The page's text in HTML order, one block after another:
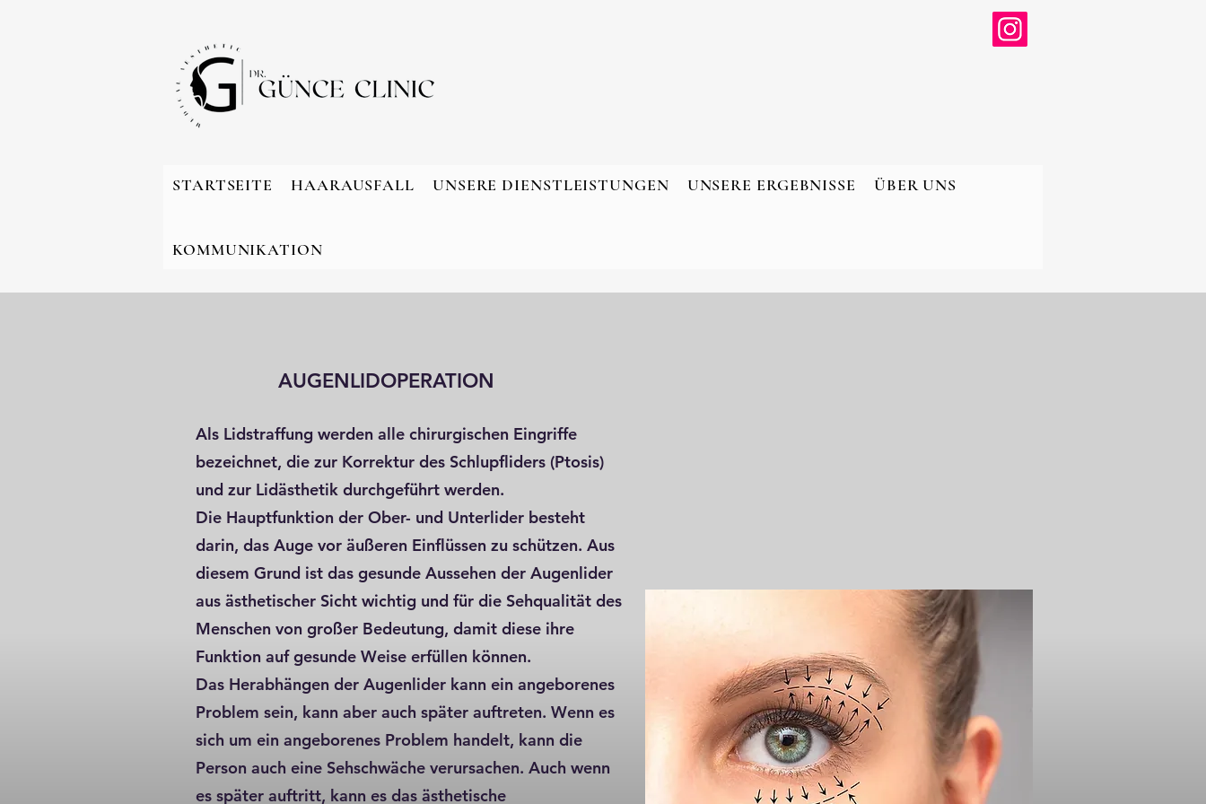
STARTSEITE HAARAUSFALL UNSERE DIENSTLEISTUNGEN UNSERE ERGEBNISSE ÜBER UNS
KOMMUNIKATION
AUGENLIDOPERATION
Als Lidstraffung werden alle chirurgischen Eingriffe
bezeichnet, die zur Korrektur des Schlupfliders (Ptosis)
und zur Lidästhetik durchgeführt werden.
Die Hauptfunktion der Ober- und Unterlider besteht
darin, das Auge vor äußeren Einflüssen zu schützen. Aus
diesem Grund ist das gesunde Aussehen der Augenlider
aus ästhetischer Sicht wichtig und für die Sehqualität des
Menschen von großer Bedeutung, damit diese ihre
Funktion auf gesunde Weise erfüllen können.
Das Herabhängen der Augenlider kann ein angeborenes
Problem sein, kann aber auch später auftreten. Wenn es
sich um ein angeborenes Problem handelt, kann die
Person auch eine Sehschwäche verursachen. Auch wenn
es später auftritt, kann es das ästhetische